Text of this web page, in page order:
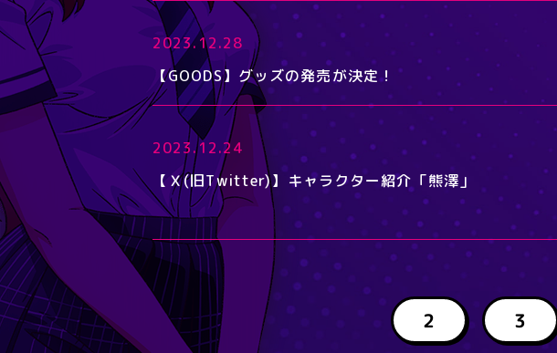
2023.12.28
【GOODS】グッズの発売が決定！
2023.12.24
【Ｘ(旧Twitter)】キャラクター紹介「熊澤」
2 3